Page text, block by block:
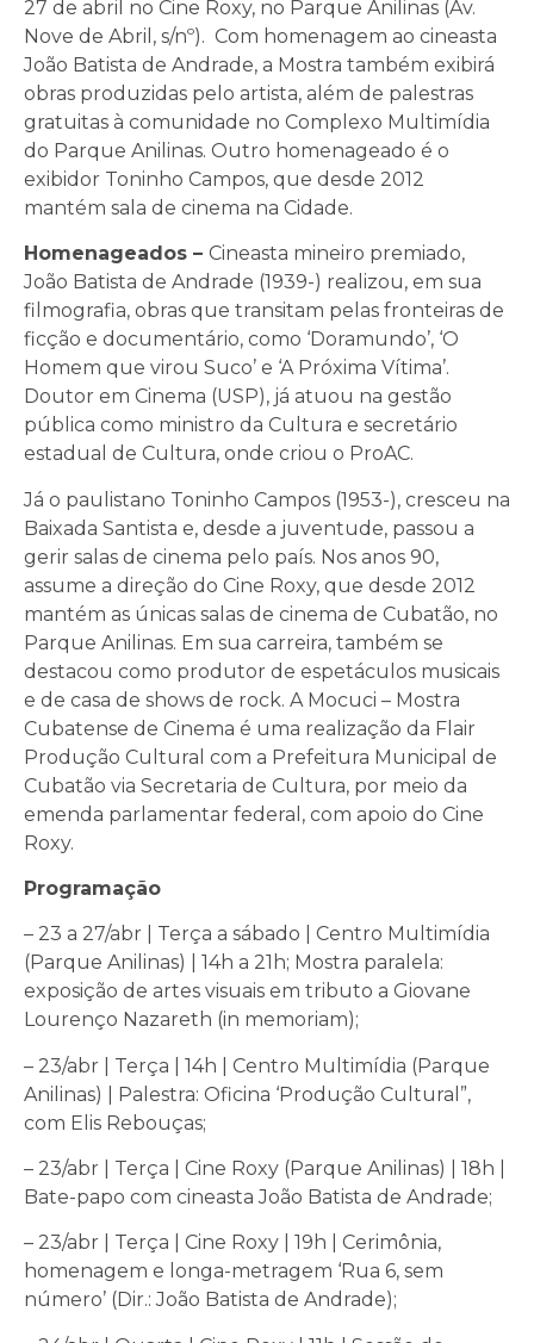
27 de abril no Cine Roxy, no Parque Anilinas (Av.
Nove de Abril, s/nº). Com homenagem ao cineasta
João Batista de Andrade, a Mostra também exibirá
obras produzidas pelo artista, além de palestras
gratuitas à comunidade no Complexo Multimídia
do Parque Anilinas. Outro homenageado é o
exibidor Toninho Campos, que desde 2012
mantém sala de cinema na Cidade.
Homenageados – Cineasta mineiro premiado,
João Batista de Andrade (1939-) realizou, em sua
filmografia, obras que transitam pelas fronteiras de
ficção e documentário, como ‘Doramundo’, ‘O
Homem que virou Suco’ e ‘A Próxima Vítima’.
Doutor em Cinema (USP), já atuou na gestão
pública como ministro da Cultura e secretário
estadual de Cultura, onde criou o ProAC.
Já o paulistano Toninho Campos (1953-), cresceu na
Baixada Santista e, desde a juventude, passou a
gerir salas de cinema pelo país. Nos anos 90,
assume a direção do Cine Roxy, que desde 2012
mantém as únicas salas de cinema de Cubatão, no
Parque Anilinas. Em sua carreira, também se
destacou como produtor de espetáculos musicais
e de casa de shows de rock. A Mocuci – Mostra
Cubatense de Cinema é uma realização da Flair
Produção Cultural com a Prefeitura Municipal de
Cubatão via Secretaria de Cultura, por meio da
emenda parlamentar federal, com apoio do Cine
Roxy.
Programação
– 23 a 27/abr | Terça a sábado | Centro Multimídia
(Parque Anilinas) | 14h a 21h; Mostra paralela:
exposição de artes visuais em tributo a Giovane
Lourenço Nazareth (in memoriam);
– 23/abr | Terça | 14h | Centro Multimídia (Parque
Anilinas) | Palestra: Oficina ‘Produção Cultural”,
com Elis Rebouças;
– 23/abr | Terça | Cine Roxy (Parque Anilinas) | 18h |
Bate-papo com cineasta João Batista de Andrade;
– 23/abr | Terça | Cine Roxy | 19h | Cerimônia,
homenagem e longa-metragem ‘Rua 6, sem
número’ (Dir.: João Batista de Andrade);